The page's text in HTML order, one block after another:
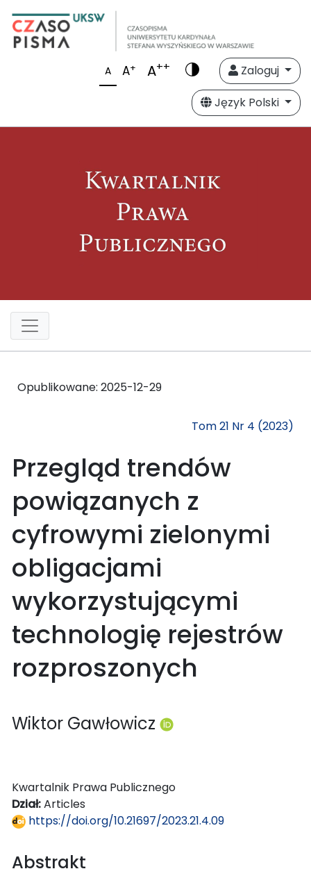
A A+ A++
Zaloguj
Język Polski
Opublikowane: 2025-12-29
Tom 21 Nr 4 (2023)
Przegląd trendów
powiązanych z
cyfrowymi zielonymi
obligacjami
wykorzystującymi
technologię rejestrów
rozproszonych
Wiktor Gawłowicz
Kwartalnik Prawa Publicznego
Dział:Articles
https://doi.org/10.21697/2023.21.4.09
Abstrakt